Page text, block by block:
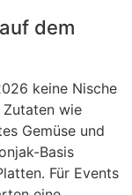
dem
keine Nische
Zutaten wie
Gemüse und
Basis
Für Events